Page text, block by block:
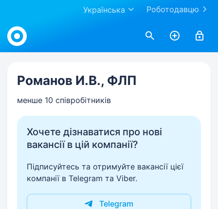
Роботодавцю
Українська
Work.ua
Романов И.В., ФЛП
менше 10 співробітників
Хочете дізнаватися про нові
вакансії в цій компанії?
Підписуйтесь та отримуйте вакансії цієї
компанії в Telegram та Viber.
Telegram